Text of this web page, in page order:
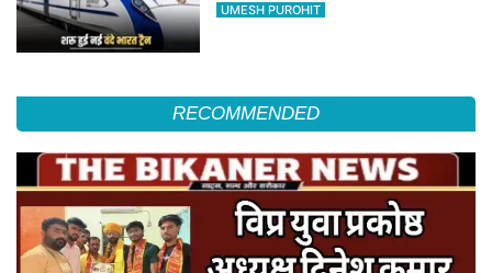
UMESH PUROHIT
RECOMMENDED